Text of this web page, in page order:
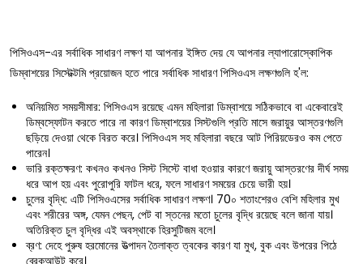
পিসিওএস-এর সর্বাধিক সাধারণ লক্ষণ যা আপনার ইঙ্গিত দেয় যে আপনার ল্যাপারোস্কোপিক
ডিম্বাশয়ের সিস্টেক্টমি প্রয়োজন হতে পারে সর্বাধিক সাধারণ পিসিওএস লক্ষণগুলি হ'ল:
অনিয়মিত সময়সীমার: পিসিওএস রয়েছে এমন মহিলারা ডিম্বাশয়ে সঠিকভাবে বা একেবারেই
ডিম্বস্ফোটন করতে পারে না কারণ ডিম্বাশয়ের সিস্টগুলি প্রতি মাসে জরায়ুর আস্তরণগুলি
ছড়িয়ে দেওয়া থেকে বিরত করে। পিসিওএস সহ মহিলারা বছরে আট পিরিয়ডেরও কম পেতে
পারেন।
ভারি রক্তক্ষরণ: কখনও কখনও সিস্ট সিস্টে বাধা হওয়ার কারণে জরায়ু আস্তরণের দীর্ঘ সময়
ধরে আপ হয় এবং পুরোপুরি ফাটল ধরে, ফলে সাধারণ সময়ের চেয়ে ভারী হয়।
চুলের বৃদ্ধি: এটি পিসিওএসের সর্বাধিক সাধারণ লক্ষণ। 70০ শতাংশেরও বেশি মহিলার মুখ
এবং শরীরের অঙ্গ, যেমন পেছন, পেট বা স্তনের মতো চুলের বৃদ্ধি রয়েছে বলে জানা যায়।
অতিরিক্ত চুল বৃদ্ধির এই অবস্থাকে হিরসুটিজম বলে।
ব্রণ: দেহে পুরুষ হরমোনের উত্পাদন তৈলাক্ত ত্বকের কারণ যা মুখ, বুক এবং উপরের পিঠে